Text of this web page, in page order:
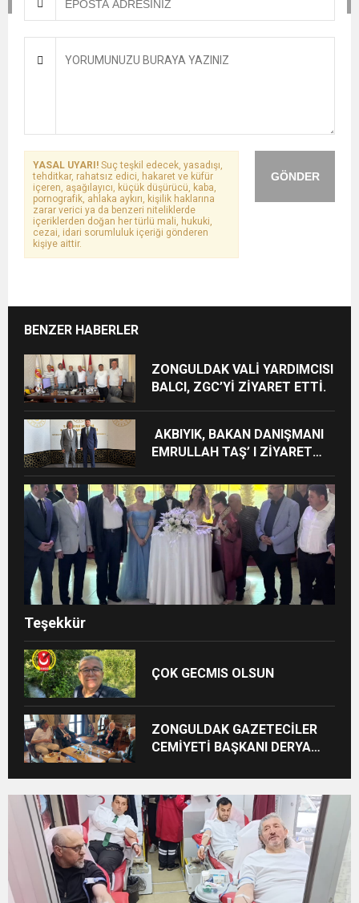
GÖNDER
YASAL UYARI! Suç teşkil edecek, yasadışı,
tehditkar, rahatsız edici, hakaret ve küfür
içeren, aşağılayıcı, küçük düşürücü, kaba,
pornografik, ahlaka aykırı, kişilik haklarına
zarar verici ya da benzeri niteliklerde
içeriklerden doğan her türlü mali, hukuki,
cezai, idari sorumluluk içeriği gönderen
kişiye aittir.
BENZER HABERLER
ZONGULDAK VALİ YARDIMCISI
BALCI, ZGC’Yİ ZİYARET ETTİ.
AKBIYIK, BAKAN DANIŞMANI
EMRULLAH TAŞ’ I ZİYARET
Teşekkür
ÇOK GECMIS OLSUN
ZONGULDAK GAZETECİLER
CEMİYETİ BAŞKANI DERYA
AİLESİNE BAYRAM ZİYARETİ